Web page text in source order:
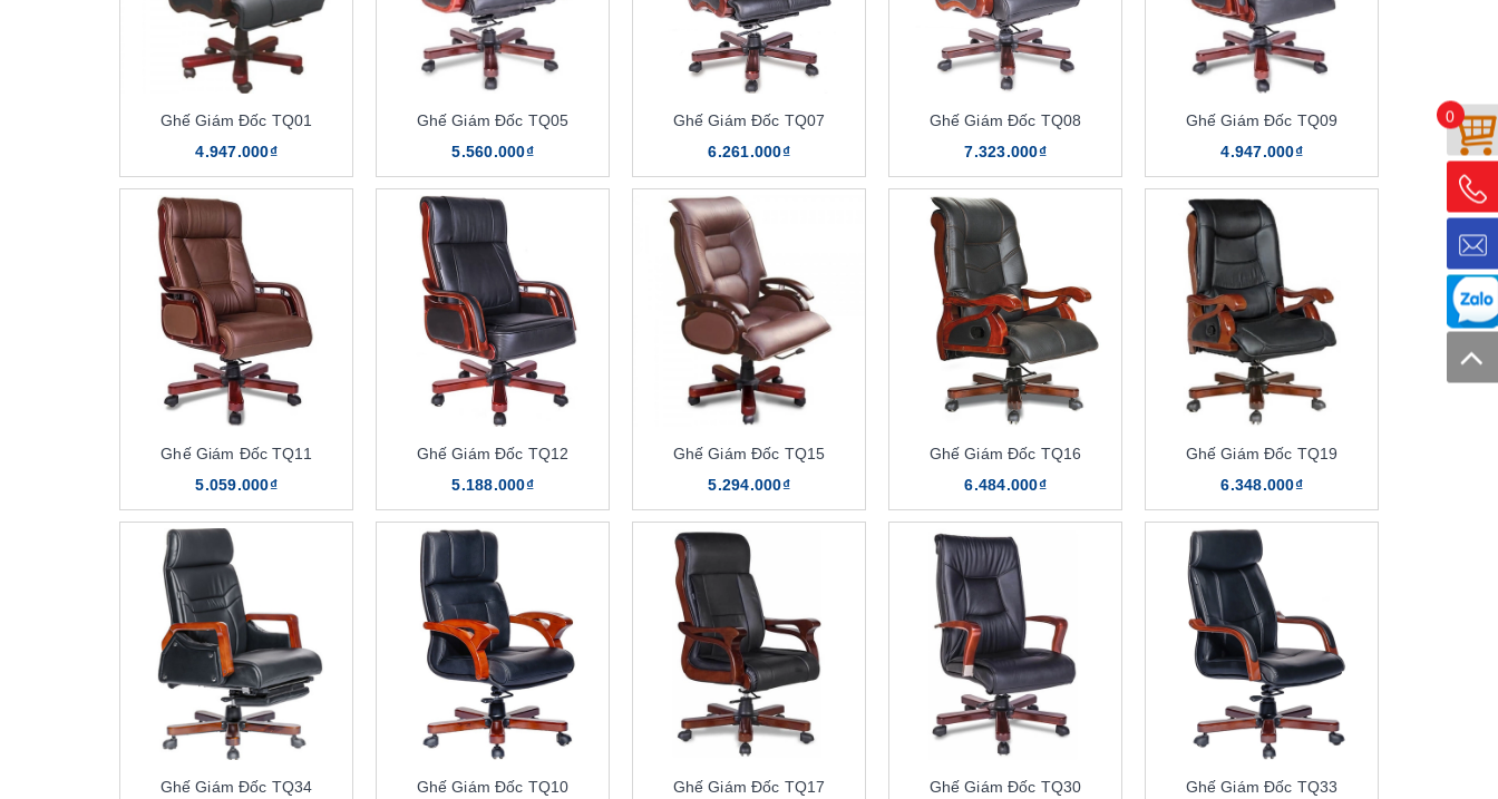
Ghế Giám Đốc TQ01
4.947.000₫
Ghế Giám Đốc TQ05
5.560.000₫
Ghế Giám Đốc TQ07
6.261.000₫
Ghế Giám Đốc TQ08
7.323.000₫
Ghế Giám Đốc TQ09
4.947.000₫
Ghế Giám Đốc TQ11
5.059.000₫
Ghế Giám Đốc TQ12
5.188.000₫
Ghế Giám Đốc TQ15
5.294.000₫
Ghế Giám Đốc TQ16
6.484.000₫
Ghế Giám Đốc TQ19
6.348.000₫
Ghế Giám Đốc TQ34
Ghế Giám Đốc TQ10
Ghế Giám Đốc TQ17
Ghế Giám Đốc TQ30
Ghế Giám Đốc TQ33
0